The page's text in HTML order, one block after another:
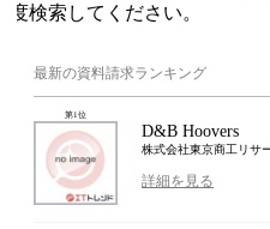
検索してください。
最新の資料請求ランキング
位
D&B Hoovers
株式会社東京商工リサーチ
詳細を見る